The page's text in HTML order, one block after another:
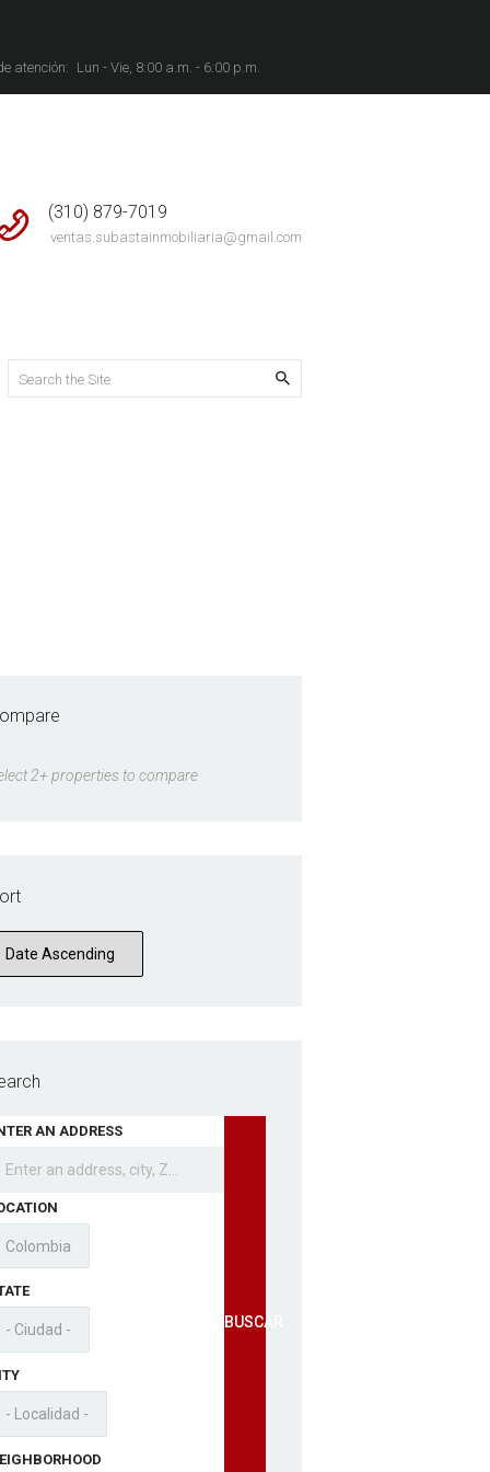
atención: Lun - Vie, 8:00 a.m. - 6:00 p.m.
(310) 879-7019
ventas.subastainmobiliaria@gmail.com
2+ properties to compare
AN ADDRESS
BUSCAR